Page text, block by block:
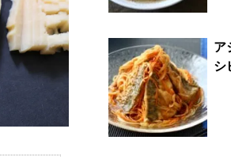
ア
シ